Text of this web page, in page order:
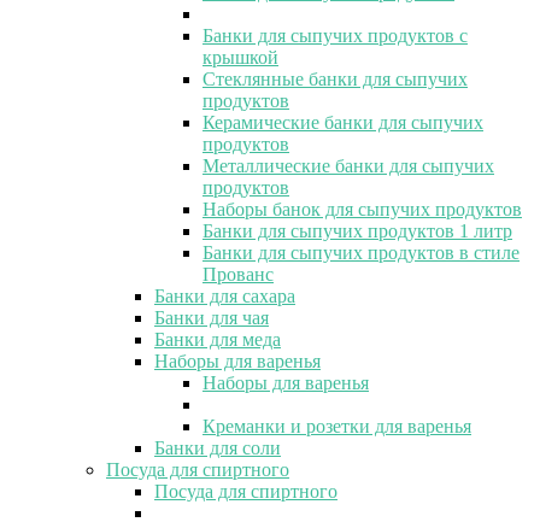
Банки для сыпучих продуктов с
крышкой
Стеклянные банки для сыпучих
продуктов
Керамические банки для сыпучих
продуктов
Металлические банки для сыпучих
продуктов
Наборы банок для сыпучих продуктов
Банки для сыпучих продуктов 1 литр
Банки для сыпучих продуктов в стиле
Прованс
Банки для сахара
Банки для чая
Банки для меда
Наборы для варенья
Наборы для варенья
Креманки и розетки для варенья
Банки для соли
Посуда для спиртного
Посуда для спиртного